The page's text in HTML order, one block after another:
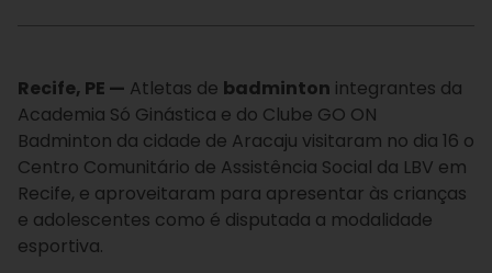
Recife, PE — Atletas de badminton integrantes da
Academia Só Ginástica e do Clube GO ON
Badminton da cidade de Aracaju visitaram no dia 16 o
Centro Comunitário de Assistência Social da LBV em
Recife, e aproveitaram para apresentar às crianças
e adolescentes como é disputada a modalidade
esportiva.